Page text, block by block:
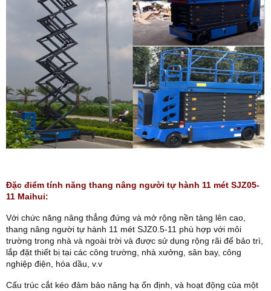
Đặc điểm tính năng thang nâng người tự hành 11 mét SJZ05-
11 Maihui:
Với chức năng nâng thẳng đứng và mở rộng nền tảng lên cao,
thang nâng người tự hành 11 mét SJZ0.5-11 phù hợp với môi
trường trong nhà và ngoài trời và được sử dụng rộng rãi để bảo trì,
lắp đặt thiết bị tại các công trường, nhà xưởng, sân bay, công
nghiệp điện, hóa dầu, v.v
Cấu trúc cắt kéo đảm bảo nâng hạ ổn định, và hoạt động của một